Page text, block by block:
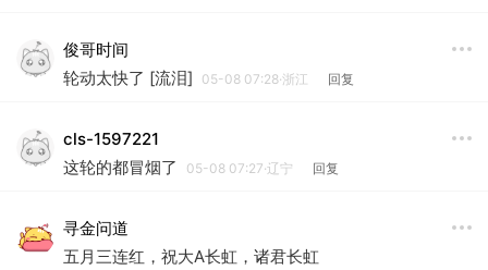
俊哥时间
轮动太快了 [流泪]
05-08 07:28·浙江 回复
cls-1597221
这轮的都冒烟了
05-08 07:27·辽宁 回复
寻金问道
五月三连红，祝大A长虹，诸君长虹